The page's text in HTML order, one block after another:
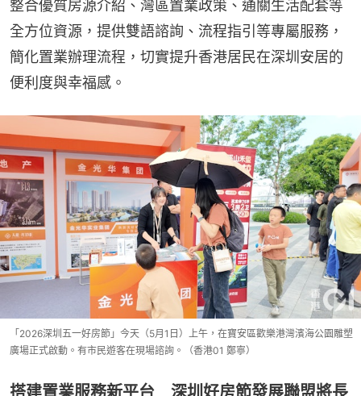
整合優質房源介紹、灣區置業政策、通關生活配套等
全方位資源，提供雙語諮詢、流程指引等專屬服務，
簡化置業辦理流程，切實提升香港居民在深圳安居的
便利度與幸福感。
「2026深圳五一好房節」今天（5月1日）上午，在寶安區歡樂港灣濱海公園雕塑
廣場正式啟動。有市民遊客在現場諮詢。（香港01 鄭寧）
搭建置業服務新平台 深圳好房節發展聯盟將長